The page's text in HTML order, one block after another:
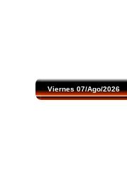
Viernes 07/Ago/2026